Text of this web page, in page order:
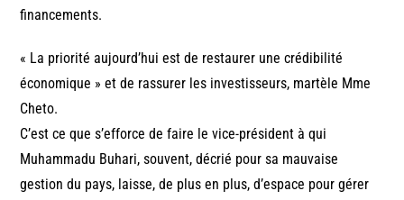
financements.
« La priorité aujourd’hui est de restaurer une crédibilité
économique » et de rassurer les investisseurs, martèle Mme
Cheto.
C’est ce que s’efforce de faire le vice-président à qui
Muhammadu Buhari, souvent, décrié pour sa mauvaise
gestion du pays, laisse, de plus en plus, d’espace pour gérer